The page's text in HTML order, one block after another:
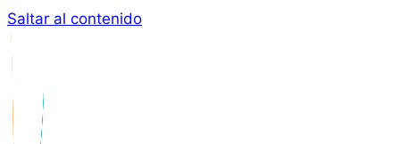
Saltar al contenido